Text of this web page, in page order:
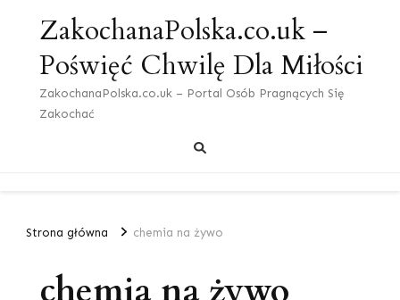
ZakochanaPolska.co.uk –
Poświęć Chwilę Dla Miłości
ZakochanaPolska.co.uk – Portal Osób Pragnących Się
Zakochać
Strona główna chemia na żywo